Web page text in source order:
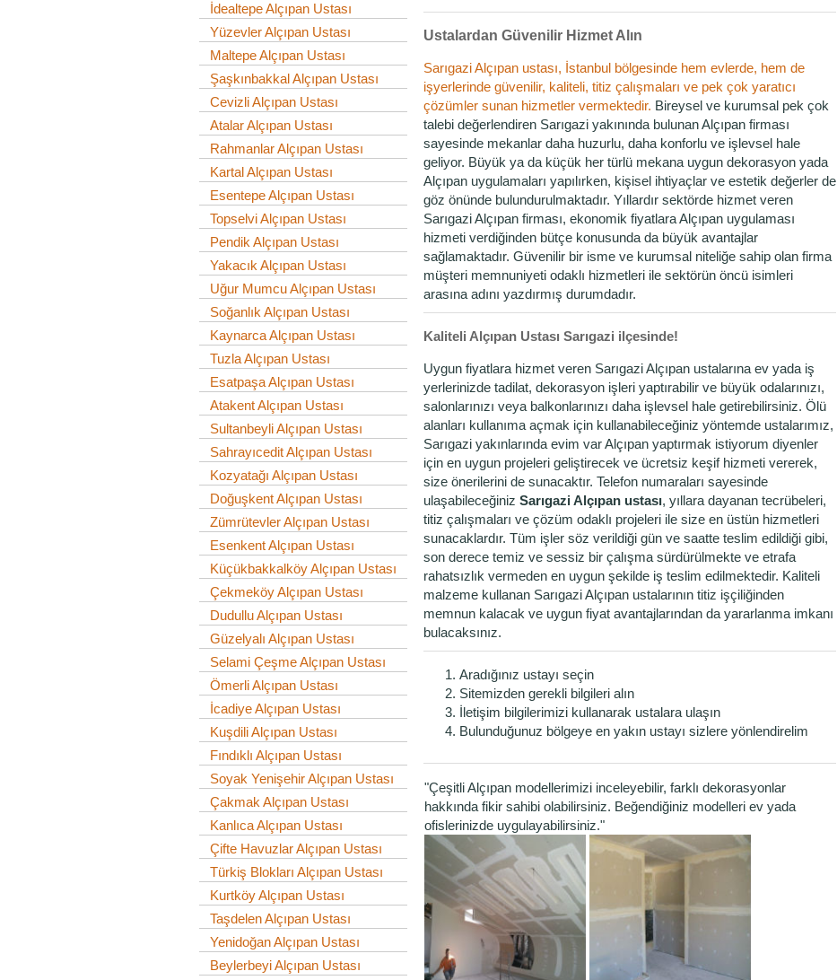
İdealtepe Alçıpan Ustası
Yüzevler Alçıpan Ustası
Maltepe Alçıpan Ustası
Şaşkınbakkal Alçıpan Ustası
Cevizli Alçıpan Ustası
Atalar Alçıpan Ustası
Rahmanlar Alçıpan Ustası
Kartal Alçıpan Ustası
Esentepe Alçıpan Ustası
Topselvi Alçıpan Ustası
Pendik Alçıpan Ustası
Yakacık Alçıpan Ustası
Uğur Mumcu Alçıpan Ustası
Soğanlık Alçıpan Ustası
Kaynarca Alçıpan Ustası
Tuzla Alçıpan Ustası
Esatpaşa Alçıpan Ustası
Atakent Alçıpan Ustası
Sultanbeyli Alçıpan Ustası
Sahrayıcedit Alçıpan Ustası
Kozyatağı Alçıpan Ustası
Doğuşkent Alçıpan Ustası
Zümrütevler Alçıpan Ustası
Esenkent Alçıpan Ustası
Küçükbakkalköy Alçıpan Ustası
Çekmeköy Alçıpan Ustası
Dudullu Alçıpan Ustası
Güzelyalı Alçıpan Ustası
Selami Çeşme Alçıpan Ustası
Ömerli Alçıpan Ustası
İcadiye Alçıpan Ustası
Kuşdili Alçıpan Ustası
Fındıklı Alçıpan Ustası
Soyak Yenişehir Alçıpan Ustası
Çakmak Alçıpan Ustası
Kanlıca Alçıpan Ustası
Çifte Havuzlar Alçıpan Ustası
Türkiş Blokları Alçıpan Ustası
Kurtköy Alçıpan Ustası
Taşdelen Alçıpan Ustası
Yenidoğan Alçıpan Ustası
Beylerbeyi Alçıpan Ustası
Ustalardan Güvenilir Hizmet Alın
Sarıgazi Alçıpan ustası, İstanbul bölgesinde hem evlerde, hem de
işyerlerinde güvenilir, kaliteli, titiz çalışmaları ve pek çok yaratıcı
çözümler sunan hizmetler vermektedir. Bireysel ve kurumsal pek çok
talebi değerlendiren Sarıgazi yakınında bulunan Alçıpan firması
sayesinde mekanlar daha huzurlu, daha konforlu ve işlevsel hale
geliyor. Büyük ya da küçük her türlü mekana uygun dekorasyon yada
Alçıpan uygulamaları yapılırken, kişisel ihtiyaçlar ve estetik değerler de
göz önünde bulundurulmaktadır. Yıllardır sektörde hizmet veren
Sarıgazi Alçıpan firması, ekonomik fiyatlara Alçıpan uygulaması
hizmeti verdiğinden bütçe konusunda da büyük avantajlar
sağlamaktadır. Güvenilir bir isme ve kurumsal niteliğe sahip olan firma
müşteri memnuniyeti odaklı hizmetleri ile sektörün öncü isimleri
arasına adını yazdırmış durumdadır.
Kaliteli Alçıpan Ustası Sarıgazi ilçesinde!
Uygun fiyatlara hizmet veren Sarıgazi Alçıpan ustalarına ev yada iş
yerlerinizde tadilat, dekorasyon işleri yaptırabilir ve büyük odalarınızı,
salonlarınızı veya balkonlarınızı daha işlevsel hale getirebilirsiniz. Ölü
alanları kullanıma açmak için kullanabileceğiniz yöntemde ustalarımız,
Sarıgazi yakınlarında evim var Alçıpan yaptırmak istiyorum diyenler
için en uygun projeleri geliştirecek ve ücretsiz keşif hizmeti vererek,
size önerilerini de sunacaktır. Telefon numaraları sayesinde
ulaşabileceğiniz Sarıgazi Alçıpan ustası, yıllara dayanan tecrübeleri,
titiz çalışmaları ve çözüm odaklı projeleri ile size en üstün hizmetleri
sunacaklardır. Tüm işler söz verildiği gün ve saatte teslim edildiği gibi,
son derece temiz ve sessiz bir çalışma sürdürülmekte ve etrafa
rahatsızlık vermeden en uygun şekilde iş teslim edilmektedir. Kaliteli
malzeme kullanan Sarıgazi Alçıpan ustalarının titiz işçiliğinden
memnun kalacak ve uygun fiyat avantajlarından da yararlanma imkanı
bulacaksınız.
Aradığınız ustayı seçin
Sitemizden gerekli bilgileri alın
İletişim bilgilerimizi kullanarak ustalara ulaşın
Bulunduğunuz bölgeye en yakın ustayı sizlere yönlendirelim
"Çeşitli Alçıpan modellerimizi inceleyebilir, farklı dekorasyonlar
hakkında fikir sahibi olabilirsiniz. Beğendiğiniz modelleri ev yada
ofislerinizde uygulayabilirsiniz."